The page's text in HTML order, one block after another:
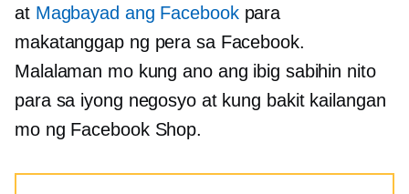
at Magbayad ang Facebookpara
makatanggap ng pera sa Facebook.
Malalaman mo kung ano ang ibig sabihin nito
para sa iyong negosyo at kung bakit kailangan
mo ng Facebook Shop.